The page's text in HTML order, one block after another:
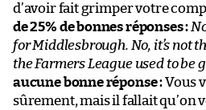
d’avoir fait grimper votre
de 25% de bonnes réponses :
for Middlesbrough. No, it’s not
the Farmers League used to be
aucune bonne réponse :Vous
sûrement, mais il fallait qu’on